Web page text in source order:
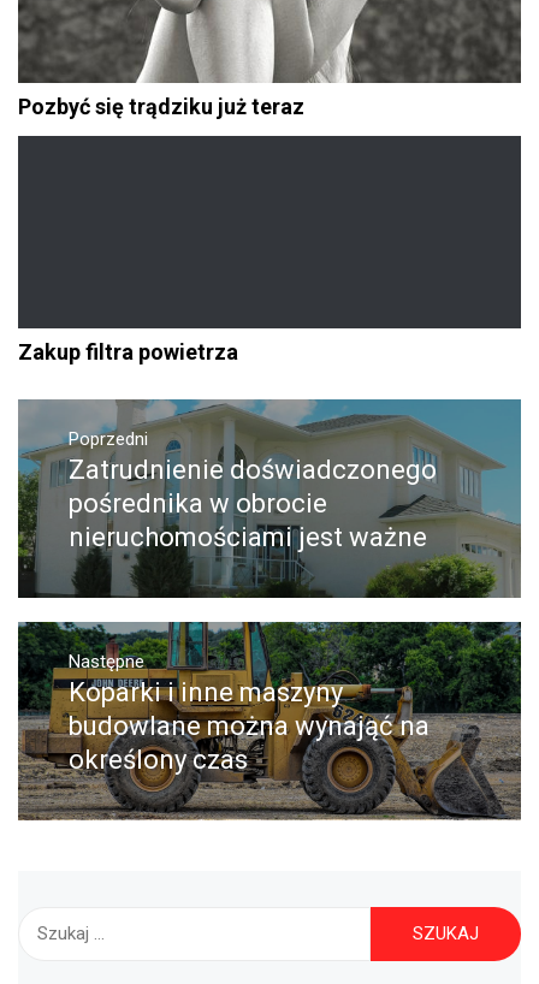
Pozbyć się trądziku już teraz
Zakup filtra powietrza
Nawigacja
wpisu
Poprzedni
Poprzedni
wpis:
Zatrudnienie doświadczonego
pośrednika w obrocie
nieruchomościami jest ważne
Następne
Następny
post:
Koparki i inne maszyny
budowlane można wynająć na
określony czas
Szukaj: